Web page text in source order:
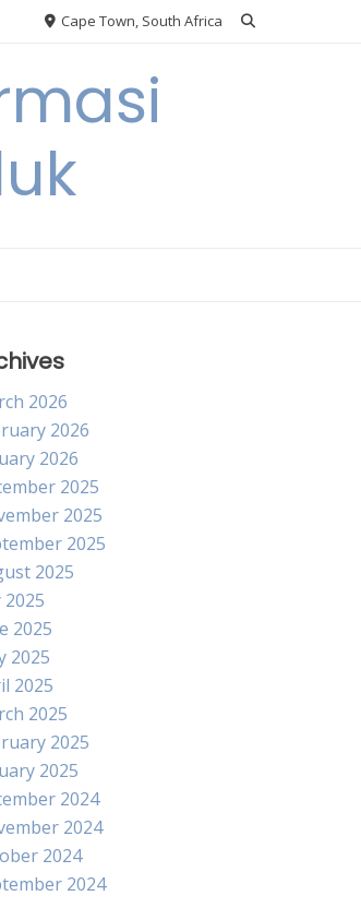
Cape Town, South Africa
2026
2026
2026
2025
2025
2025
2025
2025
2025
2025
2025
2025
2025
2025
2024
2024
2024
2024